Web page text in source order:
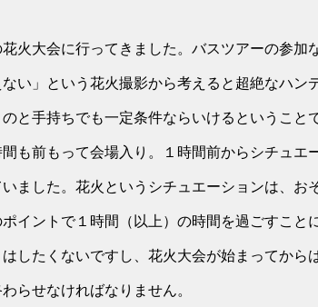
火大会に行ってきました。バスツアーの参加
い」という花火撮影から考えると超絶なハン
と手持ちでも一定条件ならいけるということ
も前もって会場入り。１時間前からシチュエ
ました。花火というシチュエーションは、お
イントで１時間（以上）の時間を過ごすこと
したくないですし、花火大会が始まってから
らせなければなりません。